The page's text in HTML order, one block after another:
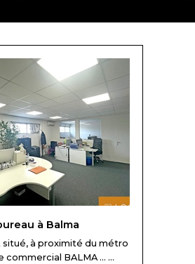
et plus largement en Haute-
de bureau à Balma
nos consultants que de vous
à louer à Balma! En fonction de
nous saurons trouver la solution
besoins de votre entreprise :
en RDC ou en étage,
fibre optique, immeuble
parkings privatifs,
vous cherchiez un bail commercial,
encore un bail précaire, nos
le conseil dédié pour
à Balma
à proximité du métro
BALMA ... ...